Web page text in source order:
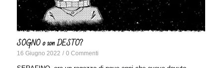
SOGNO o son DESTO?
16 Giugno 2022 / 0 Commenti